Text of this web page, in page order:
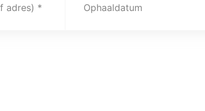
adres) Ophaaldatum